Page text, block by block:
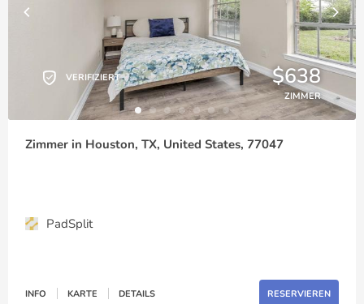
VERIFIZIERT $638
ZIMMER
Zimmer in Houston, TX, United States, 77047
PadSplit
INFO KARTE DETAILS RESERVIEREN